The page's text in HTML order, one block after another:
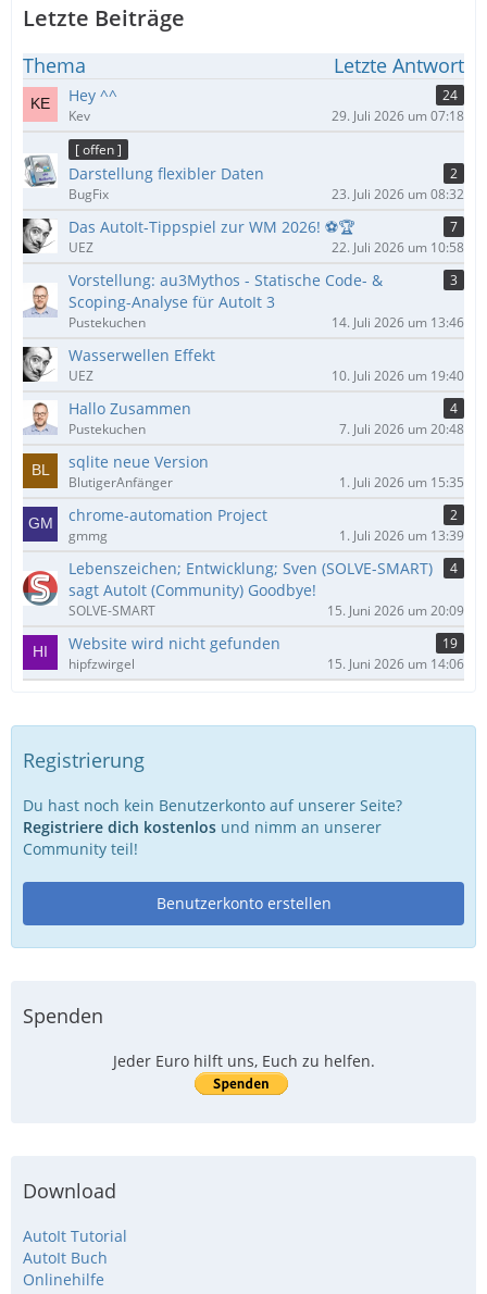
Letzte Beiträge
Thema Letzte Antwort
Hey ^^
24
Kev
29. Juli 2026 um 07:18
[ offen ]
Darstellung flexibler Daten
2
BugFix
23. Juli 2026 um 08:32
Das AutoIt-Tippspiel zur WM 2026! ⚽🏆
7
UEZ
22. Juli 2026 um 10:58
Vorstellung: au3Mythos - Statische Code- &
Scoping-Analyse für AutoIt 3
3
Pustekuchen 14. Juli 2026 um 13:46
Wasserwellen Effekt
UEZ 10. Juli 2026 um 19:40
Hallo Zusammen
4
Pustekuchen
7. Juli 2026 um 20:48
sqlite neue Version
BlutigerAnfänger 1. Juli 2026 um 15:35
chrome-automation Project
2
gmmg
1. Juli 2026 um 13:39
Lebenszeichen; Entwicklung; Sven (SOLVE-SMART)
sagt AutoIt (Community) Goodbye!
4
SOLVE-SMART 15. Juni 2026 um 20:09
Website wird nicht gefunden
19
hipfzwirgel
15. Juni 2026 um 14:06
Registrierung
Du hast noch kein Benutzerkonto auf unserer Seite?
Registriere dich kostenlos und nimm an unserer
Community teil!
Benutzerkonto erstellen
Spenden
Jeder Euro hilft uns, Euch zu helfen.
Download
AutoIt Tutorial
AutoIt Buch
Onlinehilfe